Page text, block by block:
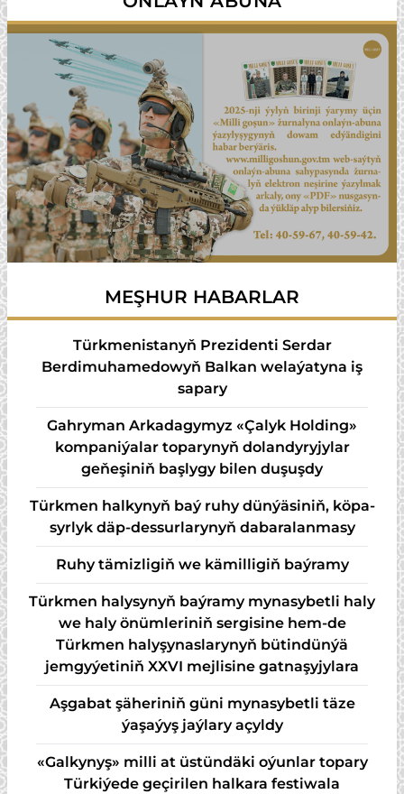
MEŞHUR HABARLAR
Türkmenistanyň Prezidenti Serdar
Berdimuhamedowyň Balkan welaýatyna iş
sapary
Gahryman Arkadagymyz «Çalyk Holding»
kompaniýalar toparynyň dolandyryjylar
geňeşiniň başlygy bilen duşuşdy
Türk­men hal­ky­nyň baý ru­hy dün­ýä­si­niň, kö­pa­
syr­lyk däp-des­sur­la­ry­nyň da­ba­ra­lan­ma­sy
Ruhy tämizligiň we kämilligiň baýramy
Türkmen halysynyň baýramy mynasybetli haly
we haly önümleriniň sergisine hem-de
Türkmen halyşynaslarynyň bütindünýä
jemgyýetiniň XXVI mejlisine gatnaşyjylara
Aşgabat şäheriniň güni mynasybetli täze
ýaşaýyş jaýlary açyldy
«Galkynyş» milli at üstündäki oýunlar topary
Türkiýede geçirilen halkara festiwala